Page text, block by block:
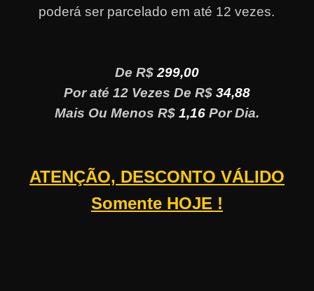
poderá ser parcelado em até 12 vezes.
De R$ 299,00
Por até 12 Vezes De R$ 34,88
Mais Ou Menos R$ 1,16Por Dia.
ATENÇÃO, DESCONTO VÁLIDO
Somente HOJE !